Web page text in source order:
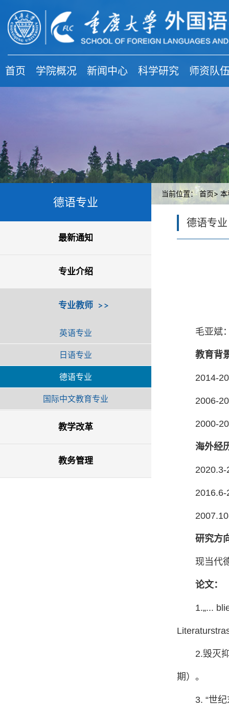
首页 学院概况 新闻中心 科学研究 师资队
德语专业
最新通知
专业介绍
专业教师
英语专业
日语专业
德语专业
国际中文教育专业
教学改革
教务管理
当前位置： 首页> 本
德语专业
毛亚斌
教育背
2014-
2006-
2000-
海外经
研究方
现当代
论文：
1.„...
2.毁灭
期）。
3. “世